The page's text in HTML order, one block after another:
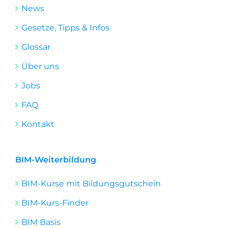
News
Gesetze, Tipps & Infos
Glossar
Über uns
Jobs
FAQ
Kontakt
BIM-Weiterbildung
BIM-Kurse mit Bildungsgutschein
BIM-Kurs-Finder
BIM Basis